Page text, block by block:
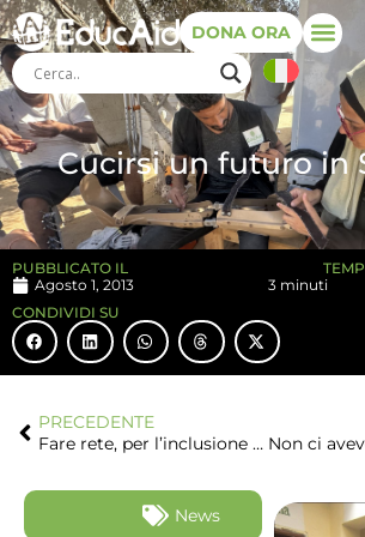
DONA ORA
Cucirsi un futuro in
PUBBLICATO IL
Agosto 1, 2013
3 minuti
CONDIVIDI SU
PRECEDENTE
Fare rete, per l’inclusione e la cooperazione allo sviluppo
News